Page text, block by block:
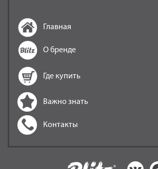
Главная
О бренде
Где купить
Важно знать
Контакты